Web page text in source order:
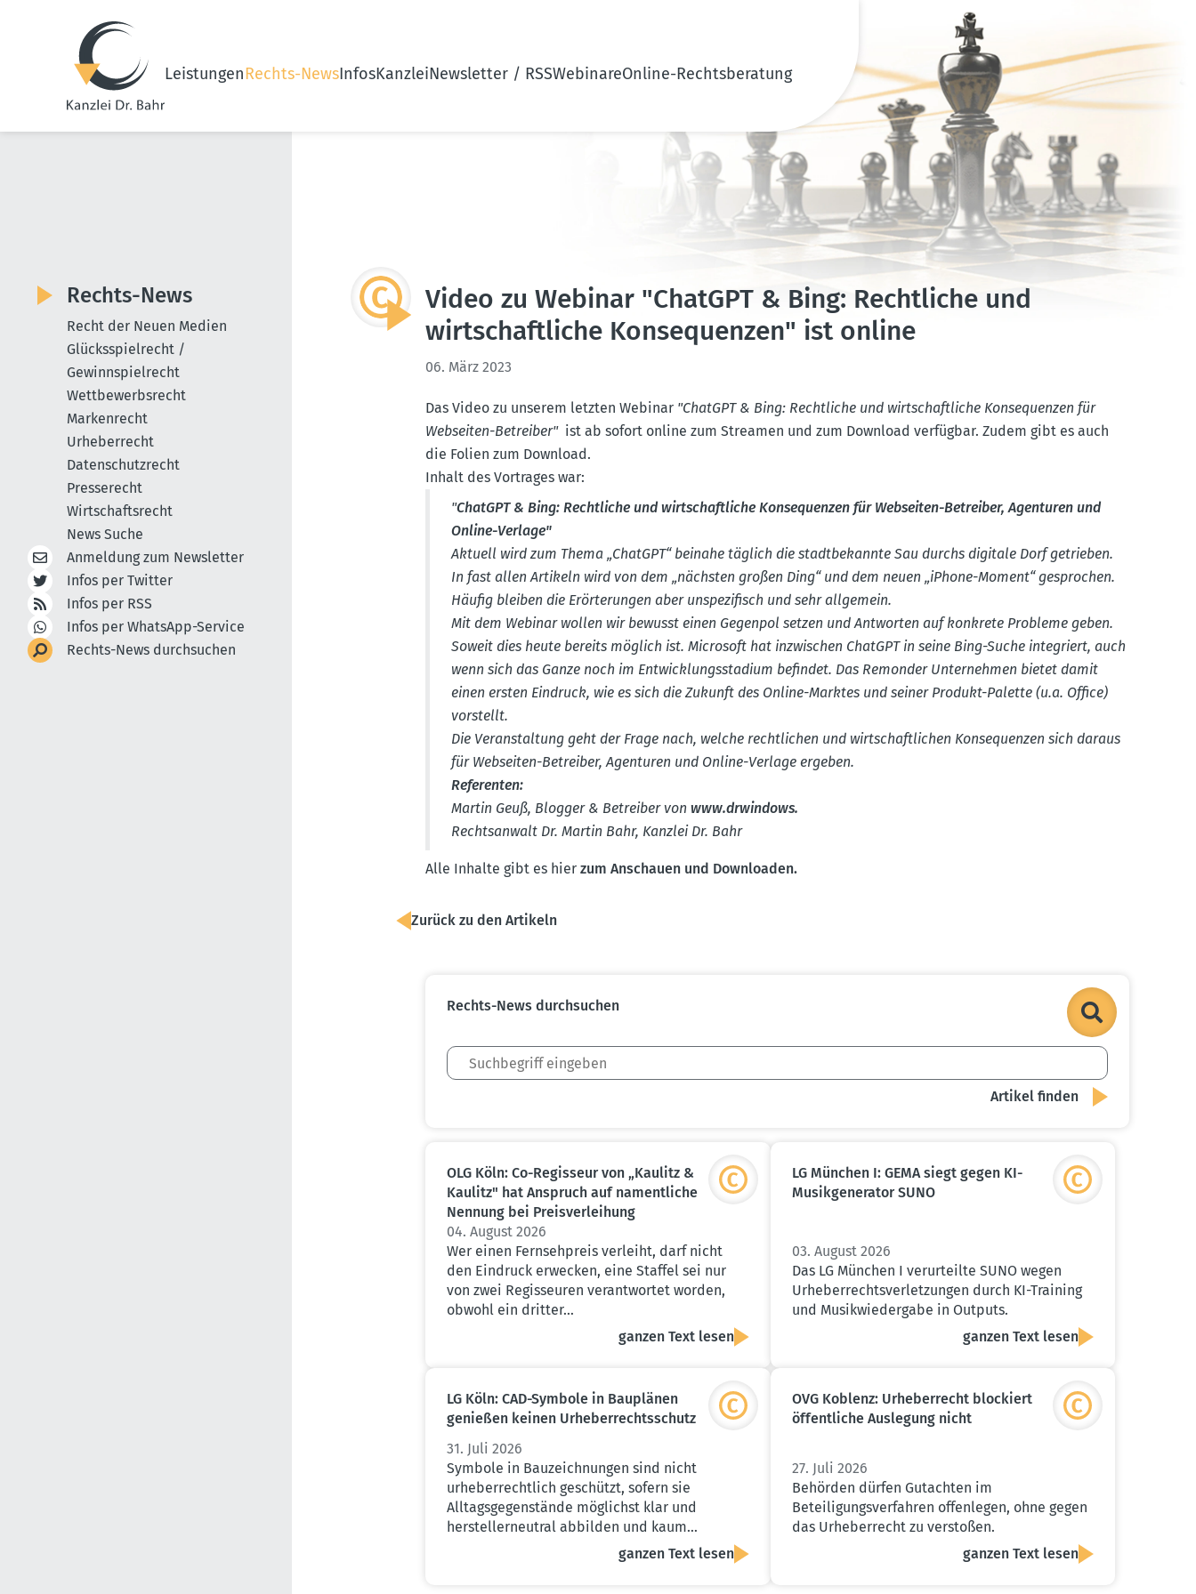
LeistungenRechts-NewsInfosKanzleiNewsletter / RSSWebinareOnline-Rechtsberatung
Video zu Webinar "ChatGPT & Bing: Recht­liche und
wirtschaft­liche Konse­quenzen" ist online
06. März 2023
Das Video zu unserem letzten Webinar "ChatGPT & Bing: Recht­liche und wirtschaft­liche Konse­quenzen für
Webseiten-Betreiber"ist ab sofort online zum Streamen und zum Download verfügbar. Zudem gibt es auch
die Folien zum Download.
Inhalt des Vortrages war:
"ChatGPT & Bing: Recht­liche und wirtschaft­liche Konse­quenzen für Webseiten-Betreiber, Agenturen und
Online-Verlage"
Aktuell wird zum Thema „ChatGPT“ beinahe täglich die stadt­be­kannte Sau durchs digitale Dorf getrieben.
In fast allen Artikeln wird von dem „nächsten großen Ding“ und dem neuen „iPhone-Moment“ gesprochen.
Häufig bleiben die Erörte­rungen aber unspe­zi­fisch und sehr allgemein.
Mit dem Webinar wollen wir bewusst einen Gegenpol setzen und Antworten auf konkrete Probleme geben.
Soweit dies heute bereits möglich ist. Microsoft hat inzwi­schen ChatGPT in seine Bing-Suche integriert, auch
wenn sich das Ganze noch im Entwick­lungs­stadium befindet. Das Remonder Unter­nehmen bietet damit
einen ersten Eindruck, wie es sich die Zukunft des Online-Marktes und seiner Produkt-Palette (u.a. Office)
vorstellt.
Die Veran­staltung geht der Frage nach, welche recht­lichen und wirtschaft­lichen Konse­quenzen sich daraus
für Webseiten-Betreiber, Agenturen und Online-Verlage ergeben.
Referenten:
Martin Geuß, Blogger & Betreiber vonwww.​drwindows.
Rechts­anwalt Dr. Martin Bahr, Kanzlei Dr. Bahr
Alle Inhalte gibt es hierzum Anschauen und Downloaden.
Zurück zu den Artikeln
Rechts-News durch­suchen
OLG Köln: Co-Regisseur von „Kaulitz &
Kaulitz" hat Anspruch auf nament­liche
Nennung bei Preis­ver­leihung
04. August 2026
Wer einen Fernsehpreis verleiht, darf nicht
den Eindruck erwecken, eine Staffel sei nur
von zwei Regisseuren verantwortet worden,
obwohl ein dritter…
ganzen Text lesen
LG München I: GEMA siegt gegen KI-
Musik­ge­ne­rator SUNO
03. August 2026
Das LG München I verurteilte SUNO wegen
Urheberrechtsverletzungen durch KI-Training
und Musikwiedergabe in Outputs.
ganzen Text lesen
LG Köln: CAD-Symbole in Bauplänen
genießen keinen Urheber­rechts­schutz
31. Juli 2026
Symbole in Bauzeichnungen sind nicht
urheberrechtlich geschützt, sofern sie
Alltagsgegenstände möglichst klar und
herstellerneutral abbilden und kaum…
ganzen Text lesen
OVG Koblenz: Urheber­recht blockiert
öffent­liche Auslegung nicht
27. Juli 2026
Behörden dürfen Gutachten im
Beteiligungsverfahren offenlegen, ohne gegen
das Urheberrecht zu verstoßen.
ganzen Text lesen
Rechts-News
Recht der Neuen Medien
Glücksspielrecht /
Gewinnspielrecht
Wettbewerbsrecht
Markenrecht
Urheberrecht
Datenschutzrecht
Presserecht
Wirtschaftsrecht
News Suche
Anmeldung zum Newsletter
Infos per Twitter
Infos per RSS
Infos per WhatsApp-Service
Rechts-News durchsuchen